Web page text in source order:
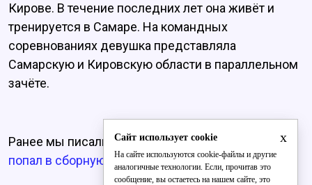
Кирове. В течение последних лет она живёт и
тренируется в Самаре. На командных
соревнованиях девушка представляла
Самарскую и Кировскую области в параллельном
зачёте.
Ранее мы писали о том, чтокировский футболист
попал в сборную России.
x
Сайт использует cookie
На сайте используются cookie-файлы и другие
аналогичные технологии. Если, прочитав это
сообщение, вы остаетесь на нашем сайте, это